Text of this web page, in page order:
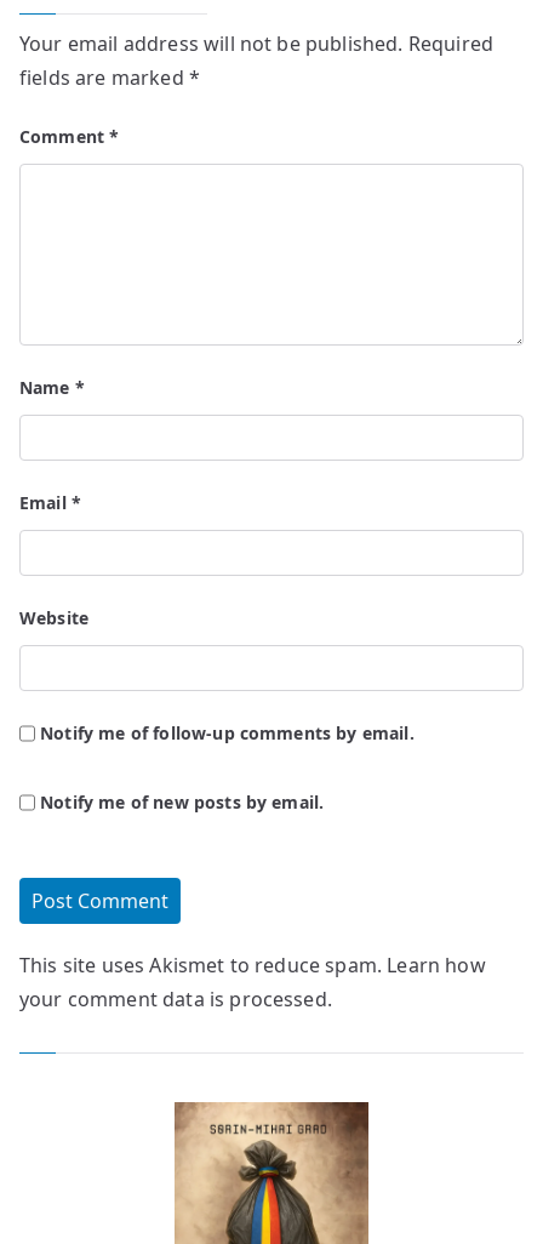
Your email address will not be published. Required
fields are marked *
Comment*
Name *
Email *
Website
Notify me of follow-up comments by email.
Notify me of new posts by email.
This site uses Akismet to reduce spam. Learn how
your comment data is processed.